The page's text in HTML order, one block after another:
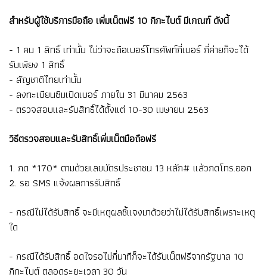
สำหรับผู้ใช้บริการมือถือ เพิ่มเน็ตฟรี 10 กิกะไบต์ มีเกณฑ์ ดังนี้
- 1 คน 1 สิทธิ์ เท่านั้น ไม่ว่าจะถือเบอร์โทรศัพท์กี่เบอร์ กี่ค่ายก็จะได้
รับเพียง 1 สิทธิ์
- สัญชาติไทยเท่านั้น
- ลงทะเบียนซิมเปิดเบอร์ ภายใน 31 มีนาคม 2563
- ตรวจสอบและรับสิทธิ์ได้ตั้งแต่ 10-30 เมษายน 2563
วิธีตรวจสอบและรับสิทธิ์เพิ่มเน็ตมือถือฟรี
1. กด *170* ตามด้วยเลขบัตรประชาชน 13 หลัก# แล้วกดโทร.ออก
2. รอ SMS แจ้งผลการรับสิทธิ์
- กรณีไม่ได้รับสิทธิ์ จะมีเหตุผลชี้แจงมาด้วยว่าไม่ได้รับสิทธิ์เพราะเหตุ
ใด
- กรณีได้รับสิทธิ์ อดใจรอไม่กี่นาทีก็จะได้รับเน็ตฟรีจากรัฐบาล 10
กิกะไบต์ ตลอดระยะเวลา 30 วัน